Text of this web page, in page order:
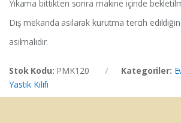
Yıkama bittikten sonra makine içinde
Dış mekanda asılarak kurutma tercih
asılmalıdır.
Stok Kodu: PMK120 Kategoriler:
Yastık Kılıfı